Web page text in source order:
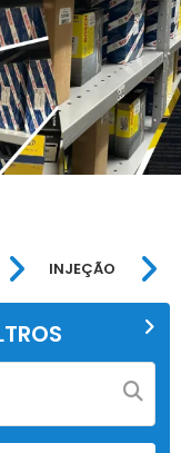
INJEÇÃO